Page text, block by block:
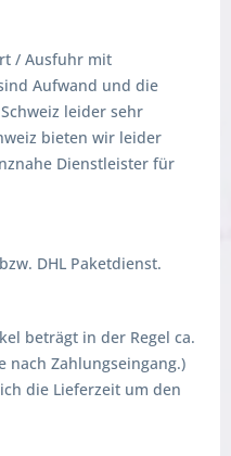
/ Ausfuhr mit
Aufwand und die
leider sehr
bieten wir leider
Dienstleister für
DHL Paketdienst.
beträgt in der Regel ca.
nach Zahlungseingang.)
die Lieferzeit um den